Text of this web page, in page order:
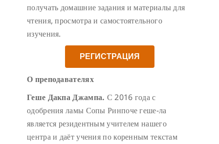
получать домашние задания и материалы для
чтения, просмотра и самостоятельного
изучения.
РЕГИСТРАЦИЯ
О преподавателях
Геше Дакпа Джампа. С 2016 года с
одобрения ламы Сопы Ринпоче геше-ла
является резидентным учителем нашего
центра и даёт учения по коренным текстам